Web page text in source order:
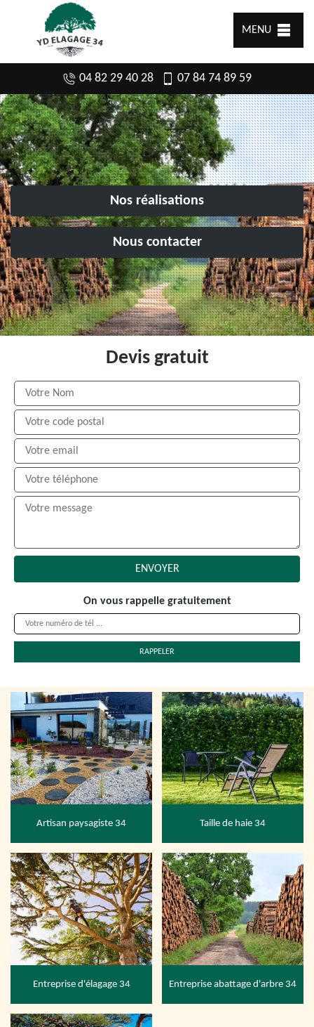
MENU
04 82 29 40 28 07 84 74 89 59
Nos réalisations
Nous contacter
Devis gratuit
On vous rappelle gratuitement
Artisan paysagiste 34 Taille de haie 34
Entreprise d'élagage 34 Entreprise abattage d'arbre 34